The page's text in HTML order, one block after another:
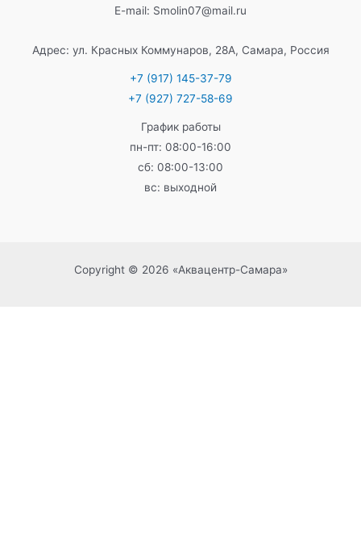
E-mail: Smolin07@mail.ru
Адрес: ул. Красных Коммунаров, 28А, Самара, Россия
+7 (917) 145-37-79
+7 (927) 727-58-69
График работы
пн-пт: 08:00-16:00
сб: 08:00-13:00
вс: выходной
Copyright © 2026 «Аквацентр-Самара»